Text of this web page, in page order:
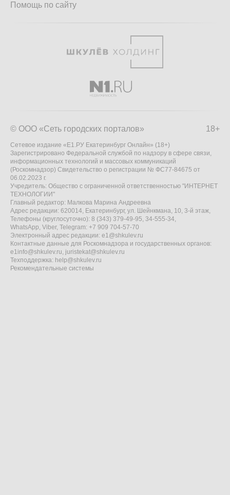
Помощь по сайту
18+
© ООО «Сеть городских порталов»
Сетевое издание «Е1.РУ Екатеринбург Онлайн» (18+)
Зарегистрировано Федеральной службой по надзору в сфере связи,
информационных технологий и массовых коммуникаций
(Роскомнадзор) Свидетельство о регистрации № ФС77-84675 от
06.02.2023 г.
Учредитель: Общество с ограниченной ответственностью "ИНТЕРНЕТ
ТЕХНОЛОГИИ"
Главный редактор: Малкова Марина Андреевна
Адрес редакции: 620014, Екатеринбург, ул. Шейнкмана, 10, 3-й этаж,
Телефоны (круглосуточно): 8 (343) 379-49-95, 34-555-34,
WhatsApp, Viber, Telegram: +7 909 704-57-70
Электронный адрес редакции: e1@shkulev.ru
Контактные данные для Роскомнадзора и государственных органов:
e1info@shkulev.ru, juristekat@shkulev.ru
Техподдержка: help@shkulev.ru
Рекомендательные системы